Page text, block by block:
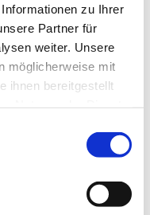
zu Ihrer
Partner für
weiter. Unsere
möglicherweise mit
ihnen bereitgestellt
auch